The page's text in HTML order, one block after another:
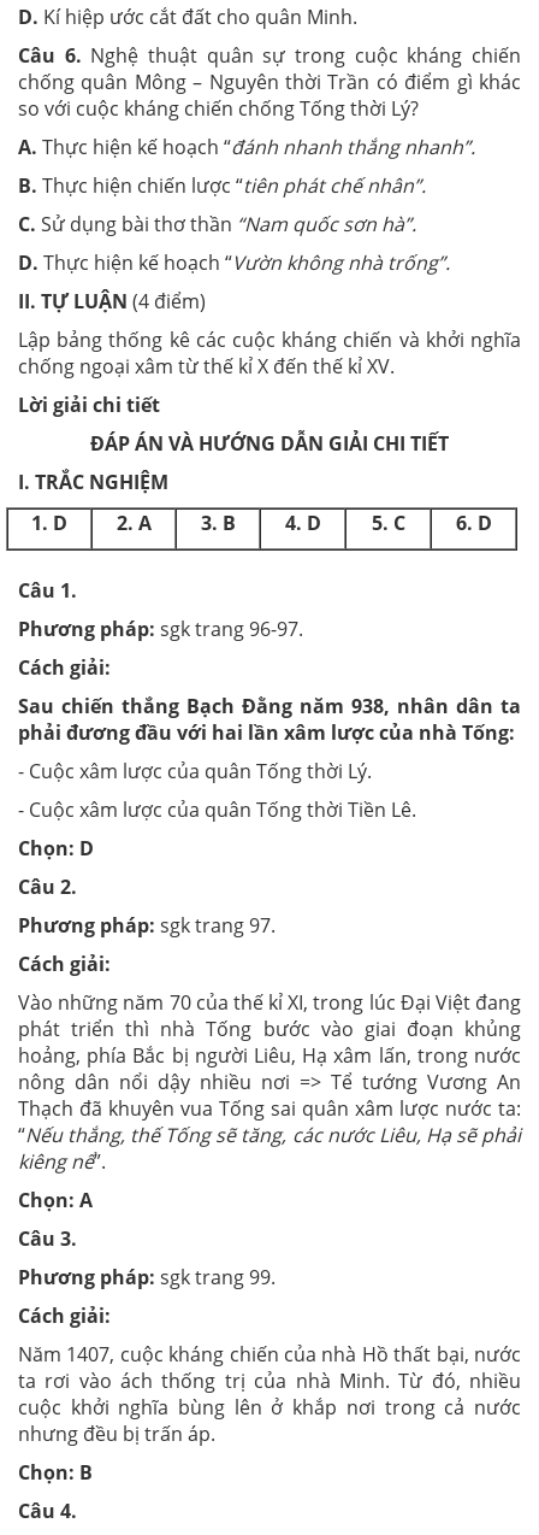
D. Kí hiệp ước cắt đất cho quân Minh.
Câu 6. Nghệ thuật quân sự trong cuộc kháng chiến
chống quân Mông – Nguyên thời Trần có điểm gì khác
so với cuộc kháng chiến chống Tống thời Lý?
A. Thực hiện kế hoạch “đánh nhanh thắng nhanh”.
B. Thực hiện chiến lược “tiên phát chế nhân”.
C. Sử dụng bài thơ thần “Nam quốc sơn hà”.
D. Thực hiện kế hoạch “Vườn không nhà trống”.
II. TỰ LUẬN (4 điểm)
Lập bảng thống kê các cuộc kháng chiến và khởi nghĩa
chống ngoại xâm từ thế kỉ X đến thế kỉ XV.
Lời giải chi tiết
ĐÁP ÁN VÀ HƯỚNG DẪN GIẢI CHI TIẾT
I. TRẮC NGHIỆM
1. D
2. A 3. B 4. D 5. C 6. D
Câu 1.
Phương pháp: sgk trang 96-97.
Cách giải:
Sau chiến thắng Bạch Đằng năm 938, nhân dân ta
phải đương đầu với hai lần xâm lược của nhà Tống:
- Cuộc xâm lược của quân Tống thời Lý.
- Cuộc xâm lược của quân Tống thời Tiền Lê.
Chọn: D
Câu 2.
Phương pháp: sgk trang 97.
Cách giải:
Vào những năm 70 của thế kỉ XI, trong lúc Đại Việt đang
phát triển thì nhà Tống bước vào giai đoạn khủng
hoảng, phía Bắc bị người Liêu, Hạ xâm lấn, trong nước
nông dân nổi dậy nhiều nơi => Tể tướng Vương An
Thạch đã khuyên vua Tống sai quân xâm lược nước ta:
“Nếu thắng, thế Tống sẽ tăng, các nước Liêu, Hạ sẽ phải
kiêng nể”.
Chọn: A
Câu 3.
Phương pháp: sgk trang 99.
Cách giải:
Năm 1407, cuộc kháng chiến của nhà Hồ thất bại, nước
ta rơi vào ách thống trị của nhà Minh. Từ đó, nhiều
cuộc khởi nghĩa bùng lên ở khắp nơi trong cả nước
nhưng đều bị trấn áp.
Chọn: B
Câu 4.